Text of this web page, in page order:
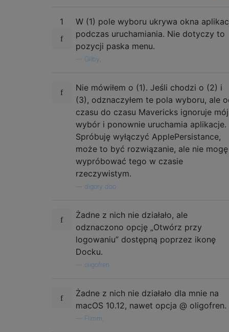
1
W (1) pole wyboru ukrywa okna
podczas uruchamiania. Nie dotyczy to
pozycji paska menu.
Gilby,
Nie mówiłem o (1). Jeśli chodzi o (2) i
(3), odznaczyłem te pola wyboru, ale
czasu do czasu Mavericks ignoruje mój
wybór i ponownie uruchamia aplikacje.
Spróbuję wyłączyć ApplePersistance,
może to być rozwiązanie, ale nie mogę
wypróbować tego w czasie
rzeczywistym.
digory doo
Żadne z nich nie działało, ale
odznaczono opcję „Otwórz przy
logowaniu” dostępną poprzez ikonę
Docku.
oligofren
Żadne z nich nie działało dla mnie na
macOS 10.12, nawet opcja @ oligofren.
Flimm,